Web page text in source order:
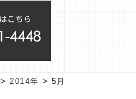
> 2014年 > 5月